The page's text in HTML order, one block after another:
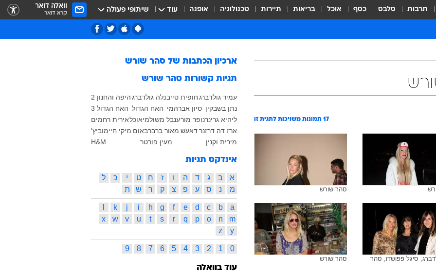
תרבות סלבס כסף אוכל בריאות תיירות טכנולוגיה אופנה עוד שיתופי פעולה וואלה דואר
קרא דואר
17תמונות משויכות לתגית זו
ארכיון הכתבות של
תגיות קשורותסהר שורש
עמיר גולדברגחופית טייבנלה גולדברגהיפה והחנון 2
נתן בשבקין סיון אברהמי האח הגדול
האח הגדול 3
ליהיא גרינרנופר מור ענבל משולמיאוכלאירית רחמים
ארז דה דרזנר
מירית וקנין
מעין פורטר
אינדקס תגיות